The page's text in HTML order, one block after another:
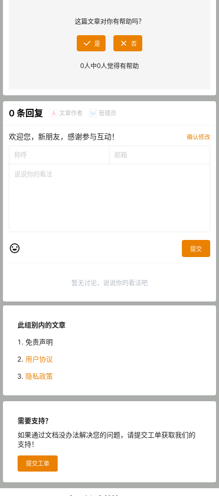
此组别内的文章
免责声明
用户协议
隐私政策
需要支持？
如果通过文档没办法解决您的问题，请提交工单获取我们的
支持！
提交工单
这篇文章对你有帮助吗？
是 否
0人中0人觉得有帮助
0 条回复 A 文章作者 M 管理员
欢迎您，新朋友，感谢参与互动！ 确认修改
提交
暂无讨论，说说你的看法吧